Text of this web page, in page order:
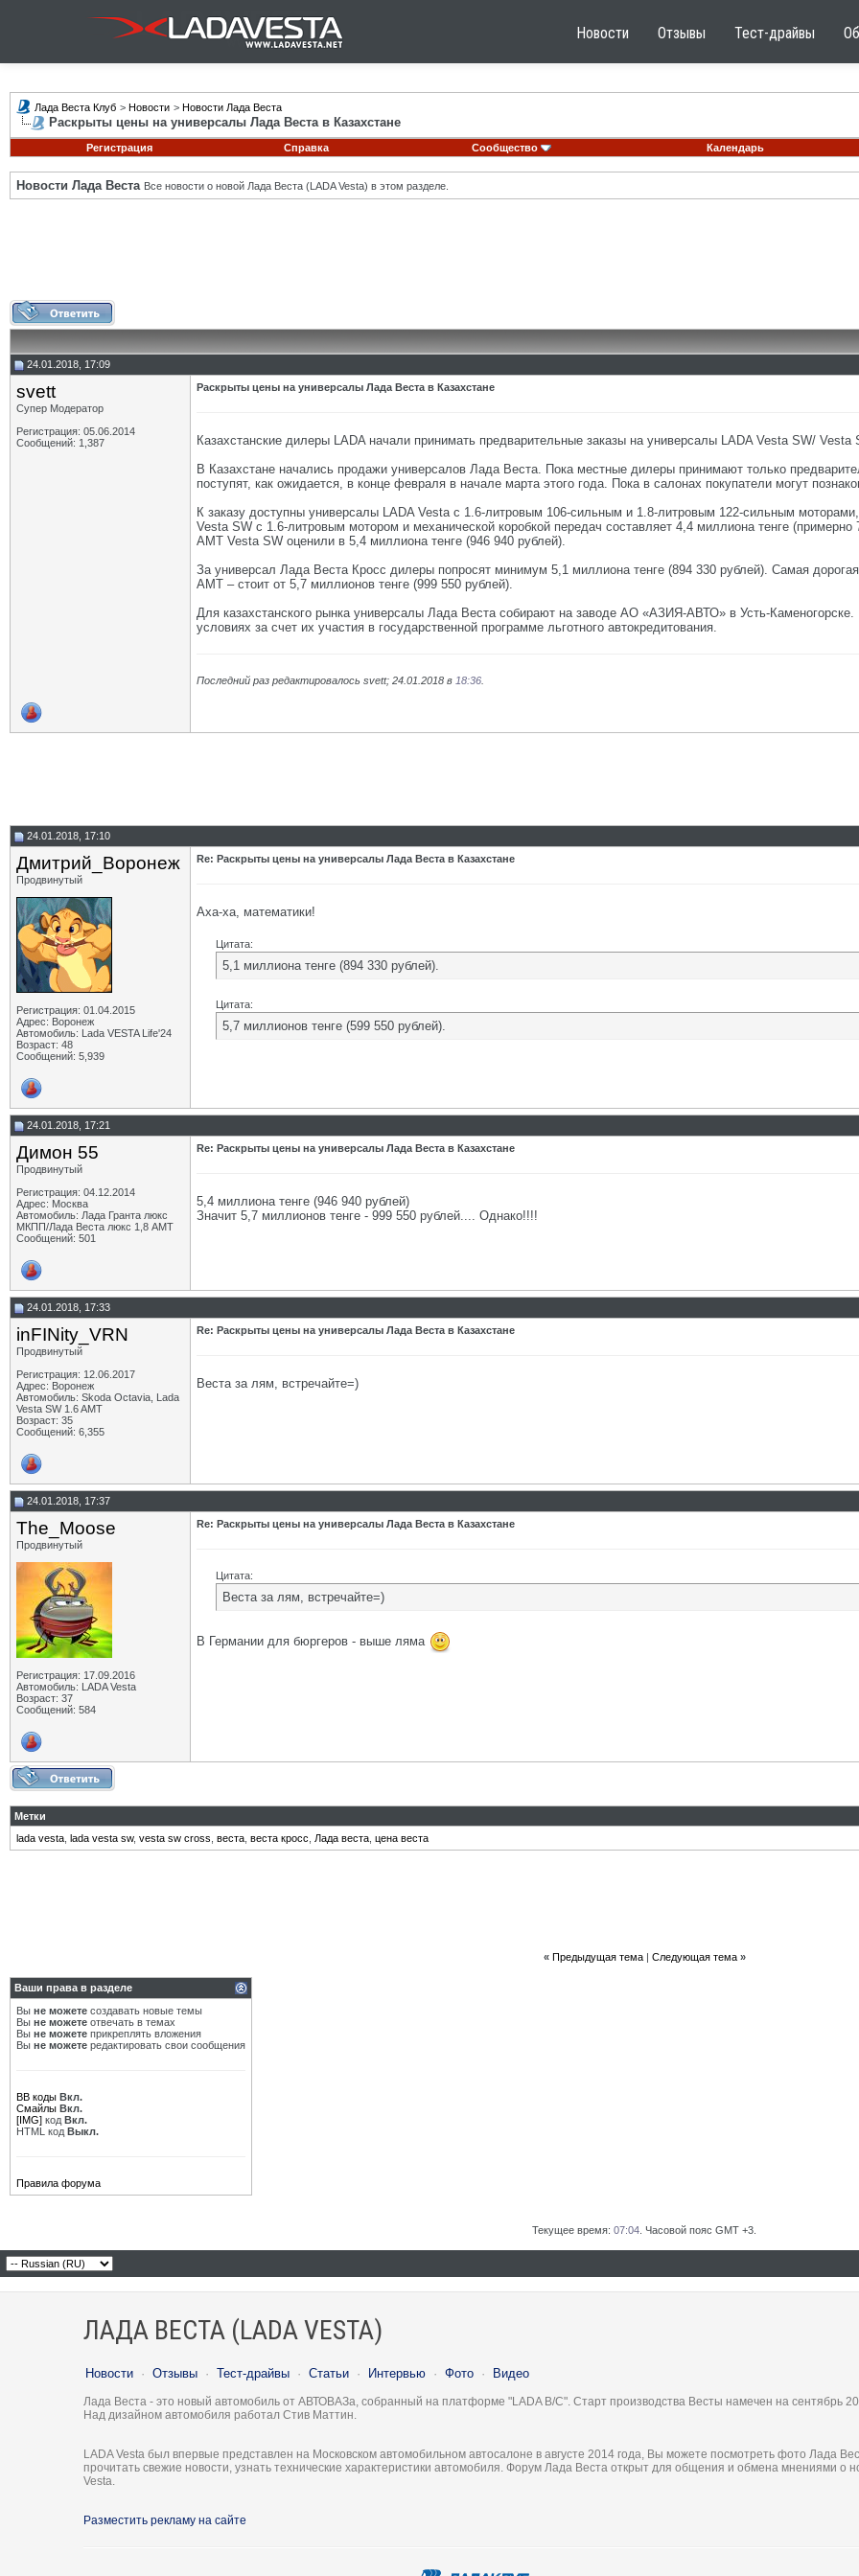
Новости Отзывы Тест-драйвы
Лада Веста Клуб > Новости > Новости Лада Веста
Раскрыты цены на универсалы Лада Веста в Казахстане
Регистрация Справка Сообщество Календарь
Новости Лада Веста Все новости о новой Лада Веста (LADA Vesta) в этом разделе.
24.01.2018, 17:09
svett
Супер Модератор
Регистрация: 05.06.2014
Сообщений: 1,387
Раскрыты цены на универсалы Лада Веста в Казахстане
Казахстанские дилеры LADA начали принимать предварительные заказы на универсалы LADA Vesta SW/
В Казахстане начались продажи универсалов Лада Веста. Пока местные дилеры принимают только
поступят, как ожидается, в конце февраля в начале марта этого года. Пока в салонах покупатели могут
К заказу доступны универсалы LADA Vesta с 1.6-литровым 106-сильным и 1.8-литровым 122-сильным
Vesta SW с 1.6-литровым мотором и механической коробкой передач составляет 4,4 миллиона тенге
AMT Vesta SW оценили в 5,4 миллиона тенге (946 940 рублей).
За универсал Лада Веста Кросс дилеры попросят минимум 5,1 миллиона тенге (894 330 рублей). Самая
AMT – стоит от 5,7 миллионов тенге (999 550 рублей).
Для казахстанского рынка универсалы Лада Веста собирают на заводе АО «АЗИЯ-АВТО» в Усть-
условиях за счет их участия в государственной программе льготного автокредитования.
Последний раз редактировалось svett; 24.01.2018 в 18:36
24.01.2018, 17:10
Дмитрий_Воронеж
Продвинутый
Регистрация: 01.04.2015
Адрес: Воронеж
Автомобиль: Lada VESTA Life'24
Возраст: 48
Сообщений: 5,939
Re: Раскрыты цены на универсалы Лада Веста в Казахстане
Аха-ха, математики!
Цитата:
5,1 миллиона тенге (894 330 рублей).
Цитата:
5,7 миллионов тенге (599 550 рублей).
24.01.2018, 17:21
Димон 55
Продвинутый
Регистрация: 04.12.2014
Адрес: Москва
Автомобиль: Лада Гранта люкс
МКПП/Лада Веста люкс 1,8 АМТ
Сообщений: 501
Re: Раскрыты цены на универсалы Лада Веста в Казахстане
5,4 миллиона тенге (946 940 рублей)
Значит 5,7 миллионов тенге - 999 550 рублей.... Однако!!!!
24.01.2018, 17:33
inFINity_VRN
Продвинутый
Регистрация: 12.06.2017
Адрес: Воронеж
Автомобиль: Skoda Octavia, Lada
Vesta SW 1.6 AMT
Возраст: 35
Сообщений: 6,355
Re: Раскрыты цены на универсалы Лада Веста в Казахстане
Веста за лям, встречайте=)
24.01.2018, 17:37
The_Moose
Продвинутый
Регистрация: 17.09.2016
Автомобиль: LADA Vesta
Возраст: 37
Сообщений: 584
Re: Раскрыты цены на универсалы Лада Веста в Казахстане
Цитата:
Веста за лям, встречайте=)
В Германии для бюргеров - выше ляма
Метки
lada vesta lada vesta sw, vesta sw cross веста веста кросс Лада веста цена веста
« Предыдущая тема| Следующая тема »
Ваши права в разделе
Вы не можете создавать новые темы
Вы не можете отвечать в темах
Вы не можете прикреплять вложения
Вы не можете редактировать свои сообщения
BB коды Вкл.
Смайлы Вкл.
[IMG] код Вкл.
HTML код Выкл.
Правила форума
Текущее время: 07:04 . Часовой пояс GMT +3.
ЛАДА ВЕСТА (LADA VESTA)
Новости · Отзывы · Тест-драйвы · Статьи · Интервью · Фото · Видео
Лада Веста - это новый автомобиль от АВТОВАЗа, собранный на платформе "LADA B/C". Старт производства Весты намечен на сентябрь
Над дизайном автомобиля работал Стив Маттин.
LADA Vesta был впервые представлен на Московском автомобильном автосалоне в августе 2014 года, Вы можете посмотреть фото Лада
прочитать свежие новости, узнать технические характеристики автомобиля. Форум Лада Веста открыт для общения и обмена мнениями о
Vesta.
Разместить рекламу на сайте